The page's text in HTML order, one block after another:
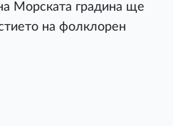
Морската градина ще
на фолклорен